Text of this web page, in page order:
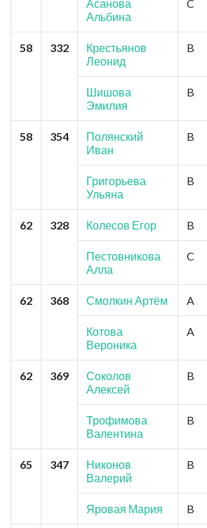
Асанова
Альбина
C
58 332
Крестьянов
Леонид
B
Шишова
Эмилия
B
58 354
Полянский
Иван
B
Григорьева
Ульяна
B
62 328 Колесов Егор B
Пестовникова
Алла
C
62 368 Смолкин Артём A
Котова
Вероника
A
62 369
Соколов
Алексей
B
Трофимова
Валентина
B
65 347
Никонов
Валерий
B
Яровая Мария
B